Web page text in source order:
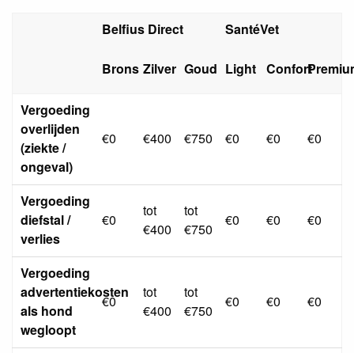
Belfius Direct SantéVet
Brons Zilver Goud Light Confort
Vergoeding
overlijden
(ziekte /
ongeval)
€0 €400 €750 €0 €0 €0
Vergoeding
diefstal /
verlies
€0
tot
€400
tot
€750
€0 €0 €0
Vergoeding
advertentiekosten
als hond
wegloopt
€0
tot
€400
tot
€750
€0 €0 €0